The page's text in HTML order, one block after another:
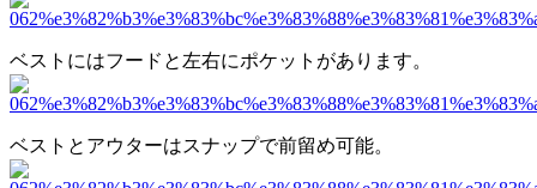
ベストにはフードと左右にポケットがあります。
ベストとアウターはスナップで前留め可能。